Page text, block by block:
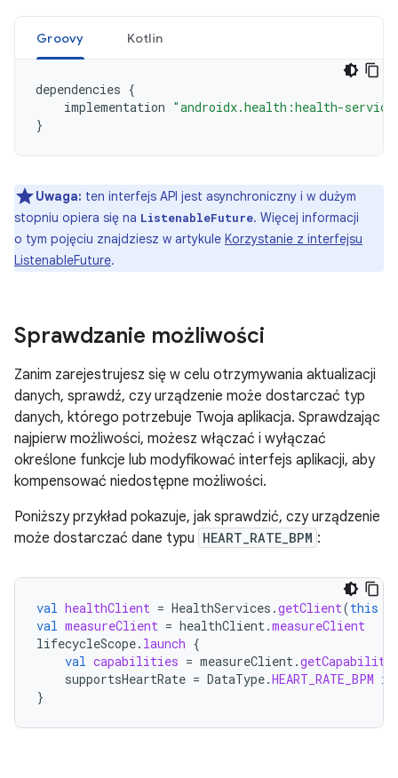
Groovy Kotlin
dependencies {
implementation "androidx.health:health-
}
Uwaga: ten interfejs API jest asynchroniczny i w dużym
stopniu opiera się na ListenableFuture. Więcej informacji
o tym pojęciu znajdziesz w artykule Korzystanie z interfejsu
ListenableFuture.
Sprawdzanie możliwości
Zanim zarejestrujesz się w celu otrzymywania aktualizacji
danych, sprawdź, czy urządzenie może dostarczać typ
danych, którego potrzebuje Twoja aplikacja. Sprawdzając
najpierw możliwości, możesz włączać i wyłączać
określone funkcje lub modyfikować interfejs aplikacji, aby
kompensować niedostępne możliwości.
Poniższy przykład pokazuje, jak sprawdzić, czy urządzenie
może dostarczać dane typu HEART_RATE_BPM :
val healthClient = HealthServices .getClient(this
val measureClient = healthClient.measureClient
lifecycleScope. launch {
val capabilities = measureClient.
supportsHeartRate = DataType.HEART_RATE_BPM in
}